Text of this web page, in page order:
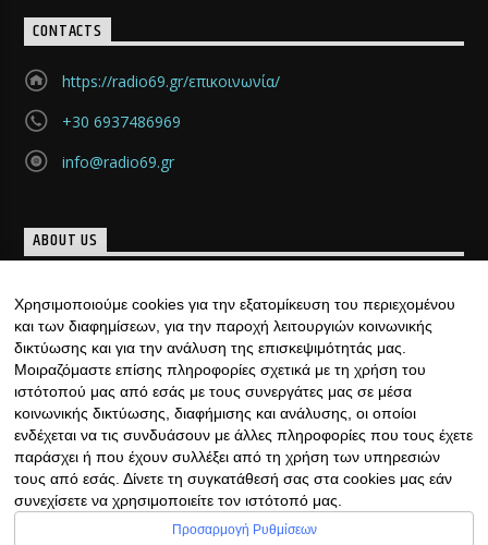
CONTACTS
https://radio69.gr/επικοινωνία/
+30 6937486969
info@radio69.gr
ABOUT US
«γεννήθηκε», με υπογραφή… ιδιαίτερη. Κάθε μέρα, ......
Discover more
Copyright © 2022 | Φιλοξενία Ιστοσελίδας &
Χρησιμοποιούμε cookies για την εξατομίκευση του περιεχομένου
και των διαφημίσεων, για την παροχή λειτουργιών κοινωνικής
δικτύωσης και για την ανάλυση της επισκεψιμότητάς μας.
Μοιραζόμαστε επίσης πληροφορίες σχετικά με τη χρήση του
ιστότοπού μας από εσάς με τους συνεργάτες μας σε μέσα
κοινωνικής δικτύωσης, διαφήμισης και ανάλυσης, οι οποίοι
ενδέχεται να τις συνδυάσουν με άλλες πληροφορίες που τους έχετε
παράσχει ή που έχουν συλλέξει από τη χρήση των υπηρεσιών
τους από εσάς. Δίνετε τη συγκατάθεσή σας στα cookies μας εάν
συνεχίσετε να χρησιμοποιείτε τον ιστότοπό μας.
Προσαρμογή Ρυθμίσεων